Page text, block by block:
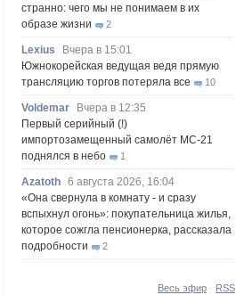
странно: чего мы не понимаем в их
образе жизни
2
Lexius
Вчера в 15:01
Южнокорейская ведущая ведя прямую
трансляцию торгов потеряла все
10
Voldemar
Вчера в 12:35
Первый серийный (!)
импортозамещенный самолёт МС-21
поднялся в небо
1
Azatoth 6 августа 2026, 16:04
«Она свернула в комнату - и сразу
вспыхнул огонь»: покупательница жилья,
которое сожгла пенсионерка, рассказала
подробности
2
Слип для маломерных судов в Магадане
Весь эфир · RSS